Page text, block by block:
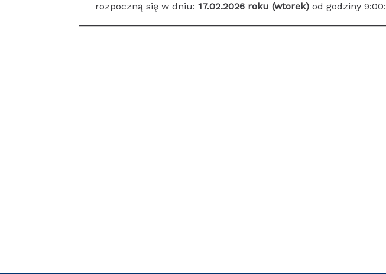
rozpoczną się w dniu: 17.02.2026 roku (wtorek)od godziny 9:00: